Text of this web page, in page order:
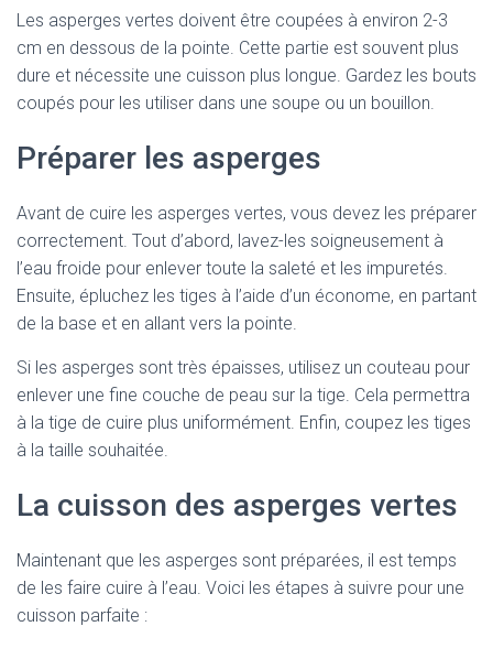
Les asperges vertes doivent être coupées à environ 2-3
cm en dessous de la pointe. Cette partie est souvent plus
dure et nécessite une cuisson plus longue. Gardez les bouts
coupés pour les utiliser dans une soupe ou un bouillon.
Préparer les asperges
Avant de cuire les asperges vertes, vous devez les préparer
correctement. Tout d’abord, lavez-les soigneusement à
l’eau froide pour enlever toute la saleté et les impuretés.
Ensuite, épluchez les tiges à l’aide d’un économe, en partant
de la base et en allant vers la pointe.
Si les asperges sont très épaisses, utilisez un couteau pour
enlever une fine couche de peau sur la tige. Cela permettra
à la tige de cuire plus uniformément. Enfin, coupez les tiges
à la taille souhaitée.
La cuisson des asperges vertes
Maintenant que les asperges sont préparées, il est temps
de les faire cuire à l’eau. Voici les étapes à suivre pour une
cuisson parfaite :